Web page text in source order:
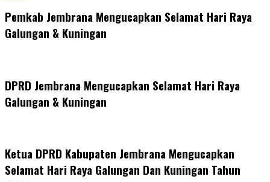
Pemkab Jembrana Mengucapkan Selamat Hari Raya
Galungan & Kuningan
DPRD Jembrana Mengucapkan Selamat Hari Raya
Galungan & Kuningan
Ketua DPRD Kabupaten Jembrana Mengucapkan
Selamat Hari Raya Galungan Dan Kuningan Tahun